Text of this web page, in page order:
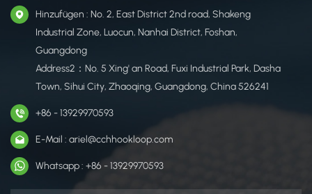
Hinzufügen : No. 2, East District 2nd road, Shakeng
Industrial Zone, Luocun, Nanhai District, Foshan,
Guangdong
Address2：No. 5 Xing' an Road, Fuxi Industrial Park, Dasha
Town, Sihui City, Zhaoqing, Guangdong, China 526241
+86 - 13929970593
E-Mail : ariel@cchhookloop.com
Whatsapp : +86 - 13929970593